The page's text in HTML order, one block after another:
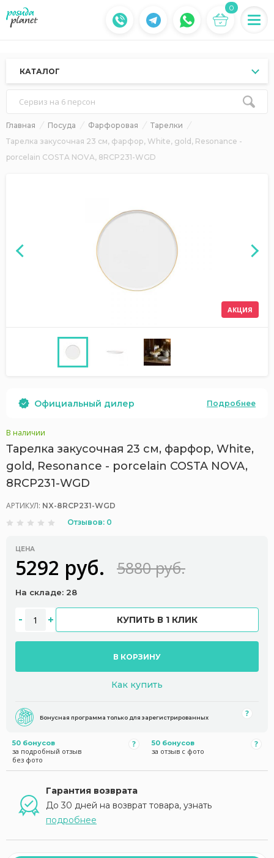
0
КАТАЛОГ
Сервиз на 6 персон
Главная Посуда Фарфоровая
Тарелки
Тарелка закусочная 23 см, фарфор, White, gold, Resonance -
porcelain COSTA NOVA, 8RCP231-WGD
АКЦИЯ
Официальный дилер Подробнее
В наличии
Тарелка закусочная 23 см, фарфор, White,
gold, Resonance - porcelain COSTA NOVA,
8RCP231-WGD
АРТИКУЛ: NX-8RCP231-WGD
Отзывов: 0
ЦЕНА
5292 руб. 5880 руб.
На складе: 28
КУПИТЬ В 1 КЛИК
В КОРЗИНУ
Как купить
Бонусная программа только для зарегистрированных
50 бонусов
за подробный отзыв
без фото
50 бонусов
за отзыв с фото
Гарантия возврата
До 30 дней на возврат товара, узнать
подробнее